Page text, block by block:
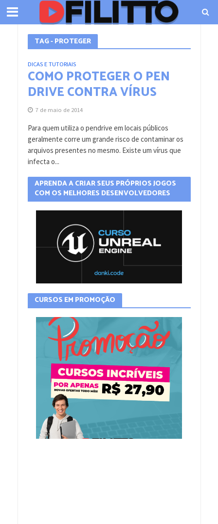
TAG - PROTEGER
DICAS E TUTORIAIS
COMO PROTEGER O PEN
DRIVE CONTRA VÍRUS
7 de maio de 2014
Para quem utiliza o pendrive em locais públicos
geralmente corre um grande risco de contaminar os
arquivos presentes no mesmo. Existe um vírus que
infecta o...
APRENDA A CRIAR SEUS PRÓPRIOS JOGOS
COM OS MELHORES DESENVOLVEDORES
CURSOS EM PROMOÇÃO